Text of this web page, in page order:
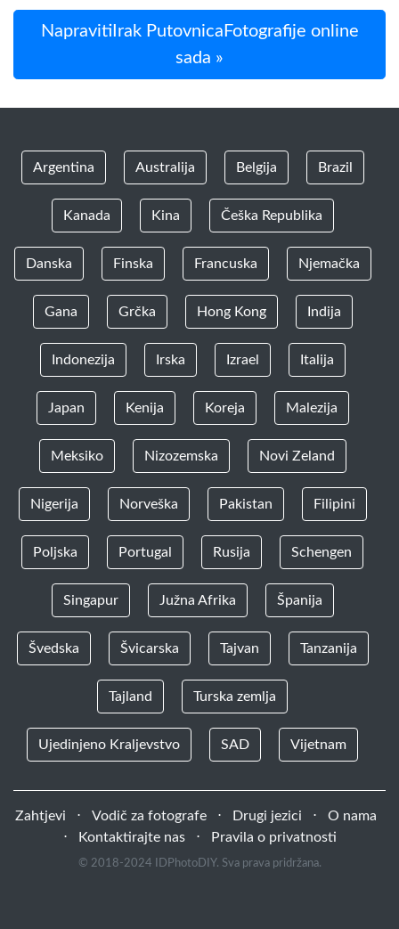
NapravitiIrak PutovnicaFotografije online
sada »
Argentina Australija Belgija Brazil
Kanada Kina Češka Republika
Danska Finska Francuska Njemačka
Gana Grčka Hong Kong Indija
Indonezija Irska Izrael Italija
Japan Kenija Koreja Malezija
Meksiko Nizozemska Novi Zeland
Nigerija Norveška Pakistan Filipini
Poljska Portugal Rusija Schengen
Singapur Južna Afrika Španija
Švedska Švicarska Tajvan Tanzanija
Tajland Turska zemlja
Ujedinjeno Kraljevstvo SAD Vijetnam
Zahtjevi ⋅ Vodič za fotografe ⋅ Drugi jezici ⋅
O nama
⋅
Kontaktirajte nas ⋅ Pravila o privatnosti
© 2018-2024 IDPhotoDIY. Sva prava pridržana.